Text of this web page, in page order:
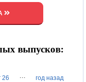
выпусков:
26 ··· год назад